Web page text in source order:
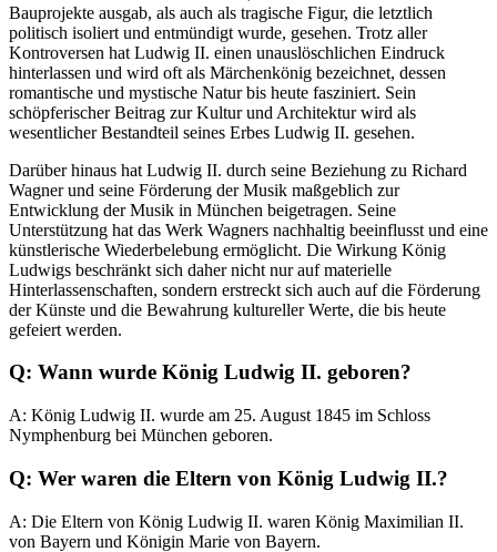
Bauprojekte ausgab, als auch als tragische Figur, die letztlich
politisch isoliert und entmündigt wurde, gesehen. Trotz aller
Kontroversen hat Ludwig II. einen unauslöschlichen Eindruck
hinterlassen und wird oft als Märchenkönig bezeichnet, dessen
romantische und mystische Natur bis heute fasziniert. Sein
schöpferischer Beitrag zur Kultur und Architektur wird als
wesentlicher Bestandteil seines Erbes Ludwig II. gesehen.
Darüber hinaus hat Ludwig II. durch seine Beziehung zu Richard
Wagner und seine Förderung der Musik maßgeblich zur
Entwicklung der Musik in München beigetragen. Seine
Unterstützung hat das Werk Wagners nachhaltig beeinflusst und eine
künstlerische Wiederbelebung ermöglicht. Die Wirkung König
Ludwigs beschränkt sich daher nicht nur auf materielle
Hinterlassenschaften, sondern erstreckt sich auch auf die Förderung
der Künste und die Bewahrung kultureller Werte, die bis heute
gefeiert werden.
Q: Wann wurde König Ludwig II. geboren?
A: König Ludwig II. wurde am 25. August 1845 im Schloss
Nymphenburg bei München geboren.
Q: Wer waren die Eltern von König Ludwig II.?
A: Die Eltern von König Ludwig II. waren König Maximilian II.
von Bayern und Königin Marie von Bayern.